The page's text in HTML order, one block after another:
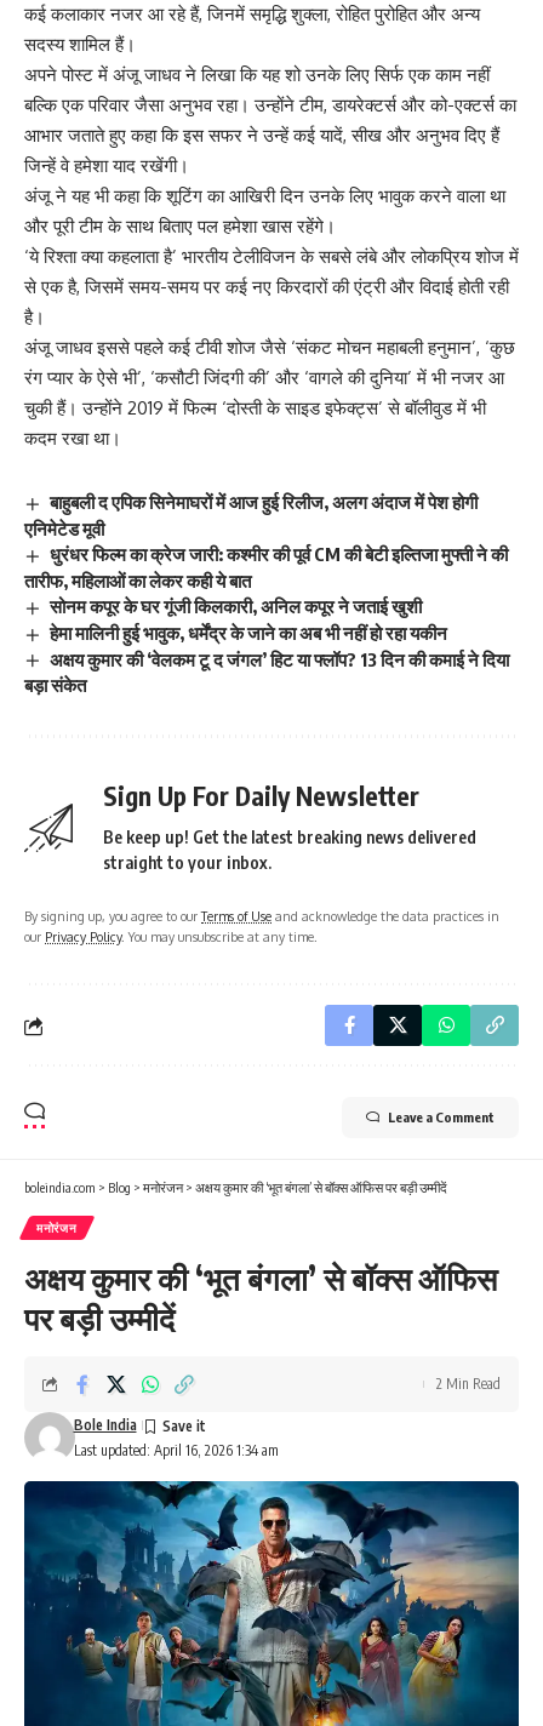
कई कलाकार नजर आ रहे हैं, जिनमें समृद्धि शुक्ला, रोहित पुरोहित और अन्य
सदस्य शामिल हैं।
अपने पोस्ट में अंजू जाधव ने लिखा कि यह शो उनके लिए सिर्फ एक काम नहीं
बल्कि एक परिवार जैसा अनुभव रहा। उन्होंने टीम, डायरेक्टर्स और को-एक्टर्स का
आभार जताते हुए कहा कि इस सफर ने उन्हें कई यादें, सीख और अनुभव दिए हैं
जिन्हें वे हमेशा याद रखेंगी।
अंजू ने यह भी कहा कि शूटिंग का आखिरी दिन उनके लिए भावुक करने वाला था
और पूरी टीम के साथ बिताए पल हमेशा खास रहेंगे।
‘ये रिश्ता क्या कहलाता है’ भारतीय टेलीविजन के सबसे लंबे और लोकप्रिय शोज में
से एक है, जिसमें समय-समय पर कई नए किरदारों की एंट्री और विदाई होती रही
है।
अंजू जाधव इससे पहले कई टीवी शोज जैसे ‘संकट मोचन महाबली हनुमान’, ‘कुछ
रंग प्यार के ऐसे भी’, ‘कसौटी जिंदगी की’ और ‘वागले की दुनिया’ में भी नजर आ
चुकी हैं। उन्होंने 2019 में फिल्म ‘दोस्ती के साइड इफेक्ट्स’ से बॉलीवुड में भी
कदम रखा था।
बाहुबली द एपिक सिनेमाघरों में आज हुई रिलीज, अलग अंदाज में पेश होगी
एनिमेटेड मूवी
धुरंधर फिल्म का क्रेज जारी: कश्मीर की पूर्व CM की बेटी इल्तिजा मुफ्ती ने की
तारीफ, महिलाओं का लेकर कही ये बात
सोनम कपूर के घर गूंजी किलकारी, अनिल कपूर ने जताई खुशी
हेमा मालिनी हुई भावुक, धर्मेंद्र के जाने का अब भी नहीं हो रहा यकीन
अक्षय कुमार की ‘वेलकम टू द जंगल’ हिट या फ्लॉप? 13 दिन की कमाई ने दिया
बड़ा संकेत
Sign Up For Daily Newsletter
Be keep up! Get the latest breaking news delivered
straight to your inbox.
By signing up, you agree to ourTerms of Use and acknowledge the data practices in
our Privacy Policy. You may unsubscribe at any time.
Leave a Comment
boleindia.com > Blog > मनोरंजन> अक्षय कुमार की ‘भूत बंगला’ से बॉक्स ऑफिस पर बड़ी उम्मीदें
मनोरंजन
अक्षय कुमार की ‘भूत बंगला’ से बॉक्स ऑफिस
पर बड़ी उम्मीदें
Last updated: April 16, 2026 1:34 am
Bole India
2 Min Read